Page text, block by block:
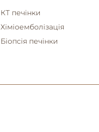
КТ печінки
Хіміоемболізація
Біопсія печінки